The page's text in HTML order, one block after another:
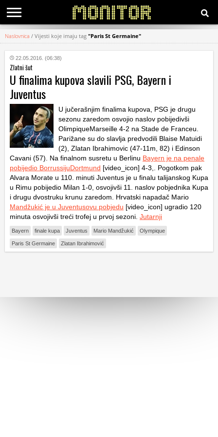
KATEGORIJE
HRVATSKI
WEB
Naslovnica / Vijesti koje imaju tag "Paris St Germaine"
22.05.2016. (06:38)
Zlatni šut
U finalima kupova slavili PSG, Bayern i
Juventus
U jučerašnjim finalima kupova, PSG je drugu
sezonu zaredom osvojio naslov pobijedivši
OlimpiqueMarseille 4-2 na Stade de Franceu.
Parižane su do slavlja predvodili Blaise Matuidi
(2), Zlatan Ibrahimovic (47-11m, 82) i Edinson
Cavani (57). Na finalnom susretu u Berlinu Bayern je na penale
pobijedio BorrussijuDortmund [video_icon] 4-3,. Pogotkom pak
Alvara Morate u 110. minuti Juventus je u finalu talijanskog Kupa
u Rimu pobijedio Milan 1-0, osvojivši 11. naslov pobjednika Kupa
i drugu dvostruku krunu zaredom. Hrvatski napadač Mario
Mandžukić je u Juventusovu pobjedu [video_icon] ugradio 120
minuta osvojivši treći trofej u prvoj sezoni. Jutarnji
Bayern finale kupa Juventus Mario Mandžukić Olympique
Paris St Germaine Zlatan Ibrahimović